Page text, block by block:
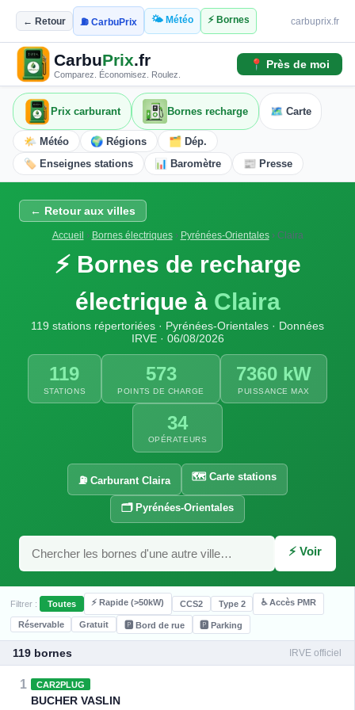
← Retour ⛽ CarbuPrix 🌤️ Météo ⚡ Bornes carbuprix.fr
CarbuPrix.fr
Comparez. Économisez. Roulez.
📍 Près de moi
Prix carburant Bornes recharge 🗺️ Carte
🌤️ Météo 🌍 Régions
🗂️ Dép.
🏷️ Enseignes stations
📊 Baromètre 📰 Presse
← Retour aux villes
Accueil › Bornes électriques› Pyrénées-Orientales› Claira
⚡ Bornes de recharge
électrique à Claira
119 stations répertoriées · Pyrénées-Orientales · Données
IRVE · 06/08/2026
119
STATIONS
573
POINTS DE CHARGE
7360 kW
PUISSANCE MAX
34
OPÉRATEURS
⛽ Carburant Claira 🗺️ Carte stations
🗂️ Pyrénées-Orientales
⚡ Voir
Filtrer : Toutes ⚡ Rapide (>50kW) CCS2 Type 2 ♿ Accès PMR
Réservable Gratuit 🅿️ Bord de rue 🅿️ Parking
119 bornes IRVE officiel
1 CAR2PLUG
BUCHER VASLIN